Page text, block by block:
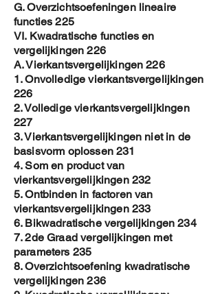
G. Overzichtsoefeningen lineaire
functies 225
VI. Kwadratische functies en
vergelijkingen 226
A. Vierkantsvergelijkingen 226
1. Onvolledige vierkantsvergelijkingen
226
2. Volledige vierkantsvergelijkingen
227
3. Vierkantsvergelijkingen niet in de
basisvorm oplossen 231
4. Som en product van
vierkantsvergelijkingen 232
5. Ontbinden in factoren van
vierkantsvergelijkingen 233
6. Bikwadratische vergelijkingen 234
7. 2de Graad vergelijkingen met
parameters 235
8. Overzichtsoefening kwadratische
vergelijkingen 236